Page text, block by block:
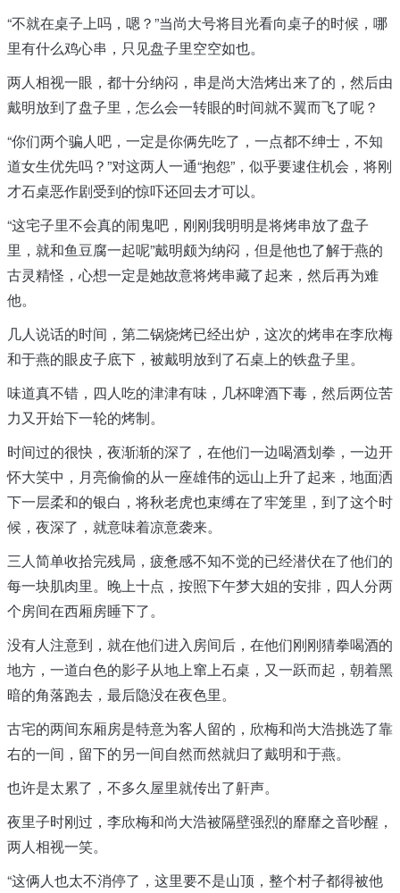
“不就在桌子上吗，嗯？”当尚大号将目光看向桌子的时候，哪
里有什么鸡心串，只见盘子里空空如也。
两人相视一眼，都十分纳闷，串是尚大浩烤出来了的，然后由
戴明放到了盘子里，怎么会一转眼的时间就不翼而飞了呢？
“你们两个骗人吧，一定是你俩先吃了，一点都不绅士，不知
道女生优先吗？”对这两人一通“抱怨”，似乎要逮住机会，将刚
才石桌恶作剧受到的惊吓还回去才可以。
“这宅子里不会真的闹鬼吧，刚刚我明明是将烤串放了盘子
里，就和鱼豆腐一起呢”戴明颇为纳闷，但是他也了解于燕的
古灵精怪，心想一定是她故意将烤串藏了起来，然后再为难
他。
几人说话的时间，第二锅烧烤已经出炉，这次的烤串在李欣梅
和于燕的眼皮子底下，被戴明放到了石桌上的铁盘子里。
味道真不错，四人吃的津津有味，几杯啤酒下毒，然后两位苦
力又开始下一轮的烤制。
时间过的很快，夜渐渐的深了，在他们一边喝酒划拳，一边开
怀大笑中，月亮偷偷的从一座雄伟的远山上升了起来，地面洒
下一层柔和的银白，将秋老虎也束缚在了牢笼里，到了这个时
候，夜深了，就意味着凉意袭来。
三人简单收拾完残局，疲惫感不知不觉的已经潜伏在了他们的
每一块肌肉里。晚上十点，按照下午梦大姐的安排，四人分两
个房间在西厢房睡下了。
没有人注意到，就在他们进入房间后，在他们刚刚猜拳喝酒的
地方，一道白色的影子从地上窜上石桌，又一跃而起，朝着黑
暗的角落跑去，最后隐没在夜色里。
古宅的两间东厢房是特意为客人留的，欣梅和尚大浩挑选了靠
右的一间，留下的另一间自然而然就归了戴明和于燕。
也许是太累了，不多久屋里就传出了鼾声。
夜里子时刚过，李欣梅和尚大浩被隔壁强烈的靡靡之音吵醒，
两人相视一笑。
“这俩人也太不消停了，这里要不是山顶，整个村子都得被他